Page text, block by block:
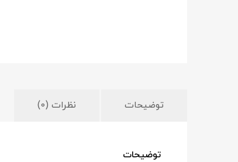
توضیحات نظرات (0)
توضیحات